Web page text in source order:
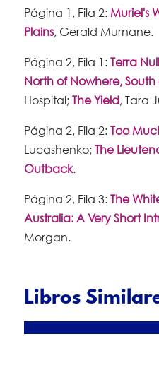
Página 1, Fila 2: Muriel's
Plains, Gerald Murnane.
Página 2, Fila 1: Terra
North of Nowhere, South
Hospital; The Yield, Tara
Página 2, Fila 2: Too
Lucashenko; The
Outback.
Página 2, Fila 3: The
Australia: A Very Short
Morgan.
Libros